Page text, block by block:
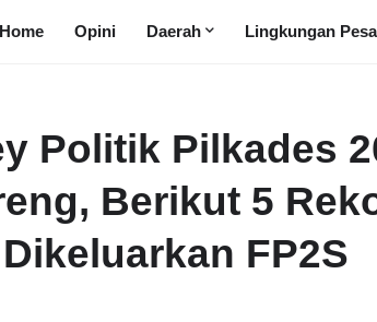
Home Opini Daerah Lingkungan
Politik Pilkades
Berikut 5
FP2S